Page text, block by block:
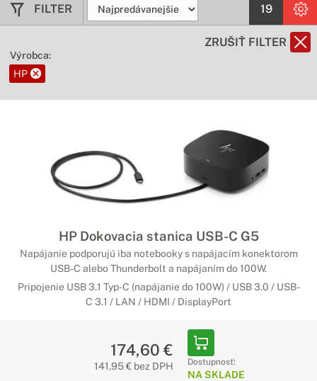
FILTER 19
Výrobca:
HP
ZRUŠIŤ FILTER
HP Dokovacia stanica USB-C G5
Napájanie podporujú iba notebooky s napájacím konektorom
USB-C alebo Thunderbolt a napájaním do 100W.
Pripojenie USB 3.1 Typ-C (napájanie do 100W) / USB 3.0 / USB-
C 3.1 / LAN / HDMI / DisplayPort
174,60 €
141,95 € bez DPH Dostupnosť:
NA SKLADE